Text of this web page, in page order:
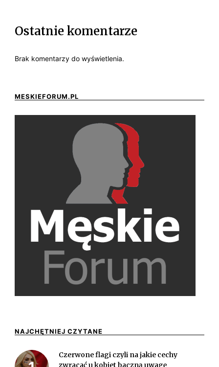
Ostatnie komentarze
Brak komentarzy do wyświetlenia.
MESKIEFORUM.PL
NAJCHĘTNIEJ CZYTANE
Czerwone flagi czyli na jakie cechy
zwracać u kobiet baczną uwagę